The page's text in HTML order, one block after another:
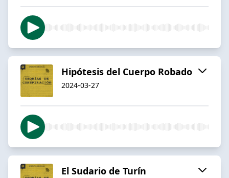
Hipótesis del Cuerpo Robado
2024-03-27
El Sudario de Turín